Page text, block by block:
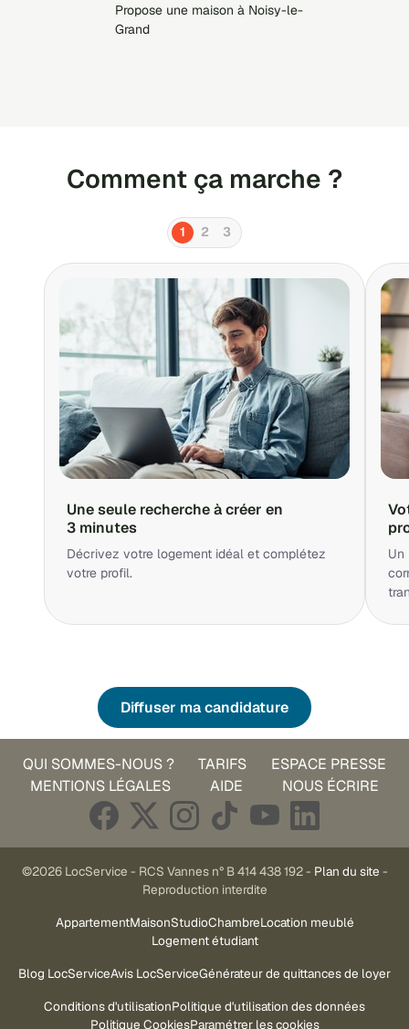
Propose une maison à Noisy-le-
Grand
Comment ça marche ?
1 2 3
Une seule recherche à créer en
3 minutes
Décrivez votre logement idéal et complétez
votre profil.
Un
Diffuser ma candidature
QUI SOMMES-NOUS ? TARIFS
ESPACE PRESSE
MENTIONS LÉGALES
AIDE NOUS ÉCRIRE
©2026 LocService - RCS Vannes n° B 414 438 192 - Plan du site -
Reproduction interdite
AppartementMaisonStudioChambreLocation meublé
Logement étudiant
Blog LocServiceAvis LocServiceGénérateur de quittances de loyer
Conditions d'utilisationPolitique d'utilisation des données
Politique CookiesParamétrer les cookies